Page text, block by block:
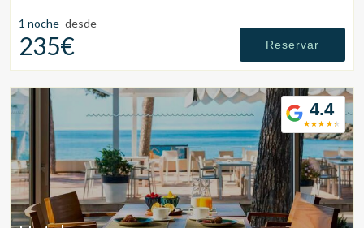
1 noche desde
235€ Reservar
4.4